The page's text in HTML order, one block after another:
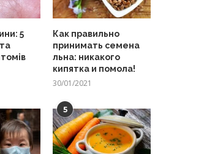
5
Как правильно
принимать семена
льна: никакого
кипятка и помола!
30/01/2021
5